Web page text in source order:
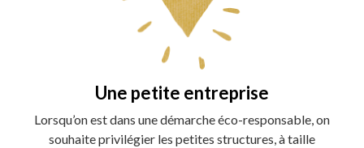
Une petite entreprise
Lorsqu’on est dans une démarche éco-responsable, on
souhaite privilégier les petites structures, à taille